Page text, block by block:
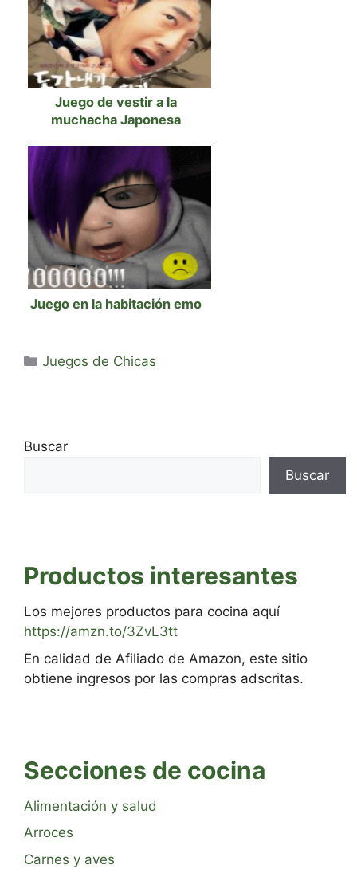
Juego de vestir a la
muchacha Japonesa
Juego en la habitación emo
Categorías
Juegos de Chicas
Buscar
Buscar
Productos interesantes
Los mejores productos para cocina aquí
https://amzn.to/3ZvL3tt
En calidad de Afiliado de Amazon, este sitio
obtiene ingresos por las compras adscritas.
Secciones de cocina
Alimentación y salud
Arroces
Carnes y aves